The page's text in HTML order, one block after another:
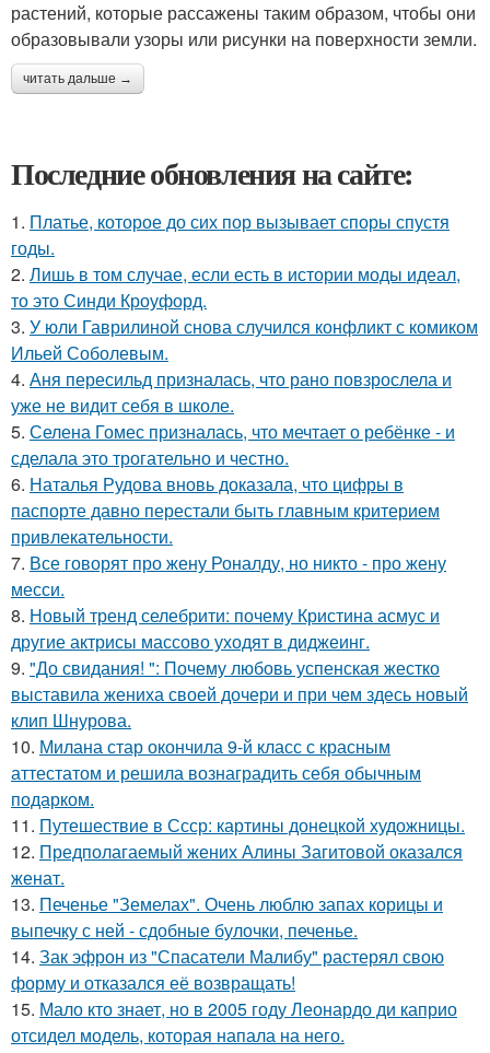
растений, которые рассажены таким образом, чтобы они
образовывали узоры или рисунки на поверхности земли.
читать дальше →
Последние обновления на сайте:
1. Платье, которое до сих пор вызывает споры спустя
годы.
2. Лишь в том случае, если есть в истории моды идеал,
то это Синди Кроуфорд.
3. У юли Гаврилиной снова случился конфликт с комиком
Ильей Соболевым.
4. Аня пересильд призналась, что рано повзрослела и
уже не видит себя в школе.
5. Селена Гомес призналась, что мечтает о ребёнке - и
сделала это трогательно и честно.
6. Наталья Рудова вновь доказала, что цифры в
паспорте давно перестали быть главным критерием
привлекательности.
7. Все говорят про жену Роналду, но никто - про жену
месси.
8. Новый тренд селебрити: почему Кристина асмус и
другие актрисы массово уходят в диджеинг.
9. "До свидания! ": Почему любовь успенская жестко
выставила жениха своей дочери и при чем здесь новый
клип Шнурова.
10. Милана стар окончила 9-й класс с красным
аттестатом и решила вознаградить себя обычным
подарком.
11. Путешествие в Ссср: картины донецкой художницы.
12. Предполагаемый жених Алины Загитовой оказался
женат.
13. Печенье "Земелах". Очень люблю запах корицы и
выпечку с ней - сдобные булочки, печенье.
14. Зак эфрон из "Спасатели Малибу" растерял свою
форму и отказался её возвращать!
15. Мало кто знает, но в 2005 году Леонардо ди каприо
отсидел модель, которая напала на него.